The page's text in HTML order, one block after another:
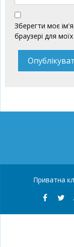
Зберегти моє
браузері для
Приватна